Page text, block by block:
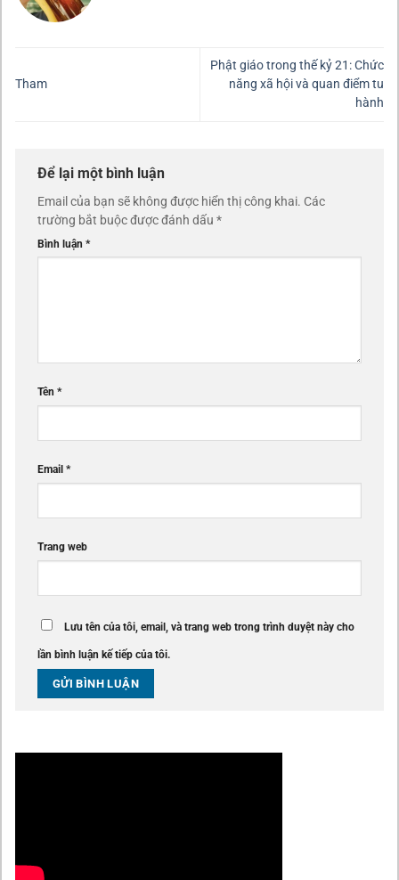
Tham
Phật giáo trong thế kỷ 21: Chức
năng xã hội và quan điểm tu
hành
Để lại một bình luận
Email của bạn sẽ không được hiển thị công khai. Các
trường bắt buộc được đánh dấu *
Bình luận *
Tên *
Email *
Trang web
Lưu tên của tôi, email, và trang web trong trình duyệt này cho
lần bình luận kế tiếp của tôi.